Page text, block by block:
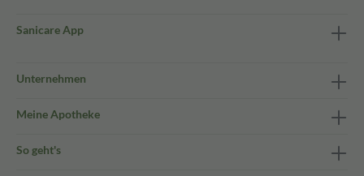
Sanicare App
Unternehmen
Meine Apotheke
So geht's